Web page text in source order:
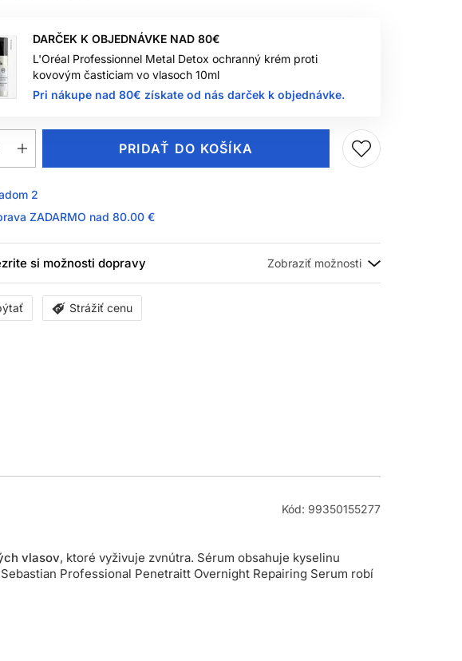
DARČEK K OBJEDNÁVKE NAD 80€
L'Oréal Professionnel Metal Detox ochranný krém proti
kovovým časticiam vo vlasoch 10ml
Pri nákupe nad 80€ získate od nás darček k objednávke.
PRIDAŤ DO KOŠÍKA
2
ZADARMO nad 80.00 €
si možnosti dopravy
Strážiť cenu
Kód: 99350155277
vlasov, ktoré vyživuje zvnútra. Sérum obsahuje kyselinu
Professional Penetraitt Overnight Repairing Serum robí